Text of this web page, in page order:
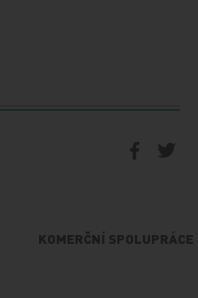
KOMERČNÍ SPOLUPRÁCE